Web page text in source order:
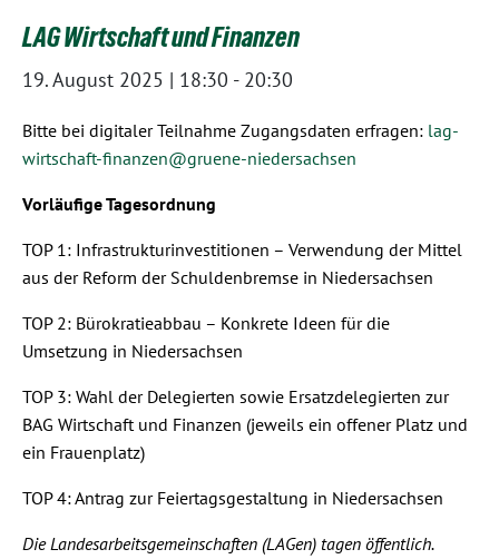
LAG Wirtschaft und Finanzen
19. August 2025 | 18:30 - 20:30
Bitte bei digitaler Teilnahme Zugangsdaten erfragen: lag-
wirtschaft-finanzen@gruene-niedersachsen
Vorläufige Tagesordnung
TOP 1: Infrastrukturinvestitionen – Verwendung der Mittel
aus der Reform der Schuldenbremse in Niedersachsen
TOP 2: Bürokratieabbau – Konkrete Ideen für die
Umsetzung in Niedersachsen
TOP 3: Wahl der Delegierten sowie Ersatzdelegierten zur
BAG Wirtschaft und Finanzen (jeweils ein offener Platz und
ein Frauenplatz)
TOP 4: Antrag zur Feiertagsgestaltung in Niedersachsen
Die Landesarbeitsgemeinschaften (LAGen) tagen öffentlich.